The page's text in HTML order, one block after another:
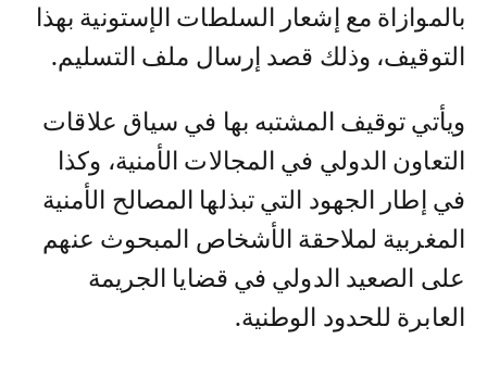
بالموازاة مع إشعار السلطات الإستونية بهذا
التوقيف، وذلك قصد إرسال ملف التسليم.
ويأتي توقيف المشتبه بها في سياق علاقات
التعاون الدولي في المجالات الأمنية، وكذا
في إطار الجهود التي تبذلها المصالح الأمنية
المغربية لملاحقة الأشخاص المبحوث عنهم
على الصعيد الدولي في قضايا الجريمة
العابرة للحدود الوطنية.